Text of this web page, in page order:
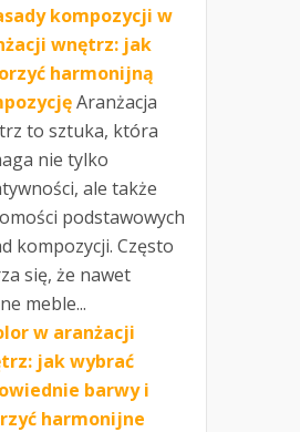
kompozycji w
wnętrz: jak
harmonijną
Aranżacja
to sztuka, która
nie tylko
ale także
podstawowych
kompozycji. Często
się, że nawet
meble...
w aranżacji
jak wybrać
barwy i
harmonijne